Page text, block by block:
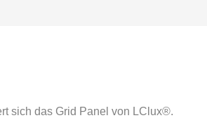
sich das Grid Panel von LClux®.